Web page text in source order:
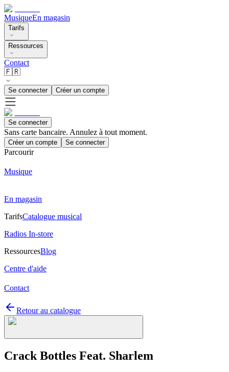
MusiqueEn magasin
Tarifs
Ressources
Contact
🇫🇷
Se connecter Créer un compte
Se connecter
Sans carte bancaire. Annulez à tout moment.
Créer un compte Se connecter
Parcourir
Musique
En magasin
TarifsCatalogue musical
Radios In-store
RessourcesBlog
Centre d'aide
Contact
Retour au catalogue
Crack Bottles Feat. Sharlem